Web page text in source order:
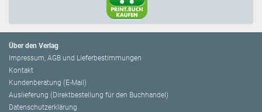
Über den Verlag
Impressum, AGB und Lieferbestimmungen
Kontakt
Kundenberatung (E-Mail)
Auslieferung (Direktbestellung für den Buchhandel)
Datenschutzerklärung